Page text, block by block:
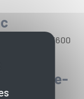
Dulout, 33600
de-